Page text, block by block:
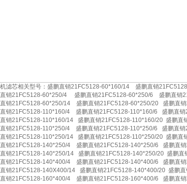
滤芯相关型号：盛鹏直销21FC5128-60*160/14 盛鹏直销
销21FC5128-60*250/4 盛鹏直销21FC5128-60*250/6 盛鹏直销
销21FC5128-60*250/14 盛鹏直销21FC5128-60*250/20 盛鹏直
销21FC5128-110*160/4 盛鹏直销21FC5128-110*160/6 盛鹏直销
销21FC5128-110*160/14 盛鹏直销21FC5128-110*160/20 盛鹏直
销21FC5128-110*250/4 盛鹏直销21FC5128-110*250/6 盛鹏直销
销21FC5128-110*250/14 盛鹏直销21FC5128-110*250/20 盛鹏直
销21FC5128-140*250/4 盛鹏直销21FC5128-140*250/6 盛鹏直
销21FC5128-140*250/14 盛鹏直销21FC5128-140*250/20 盛鹏直
销21FC5128-140*400/4 盛鹏直销21FC5128-140*400/6 盛鹏直
销21FC5128-140X400/14 盛鹏直销21FC5128-140*400/20 盛鹏
销21FC5128-160*400/4 盛鹏直销21FC5128-160*400/6 盛鹏直